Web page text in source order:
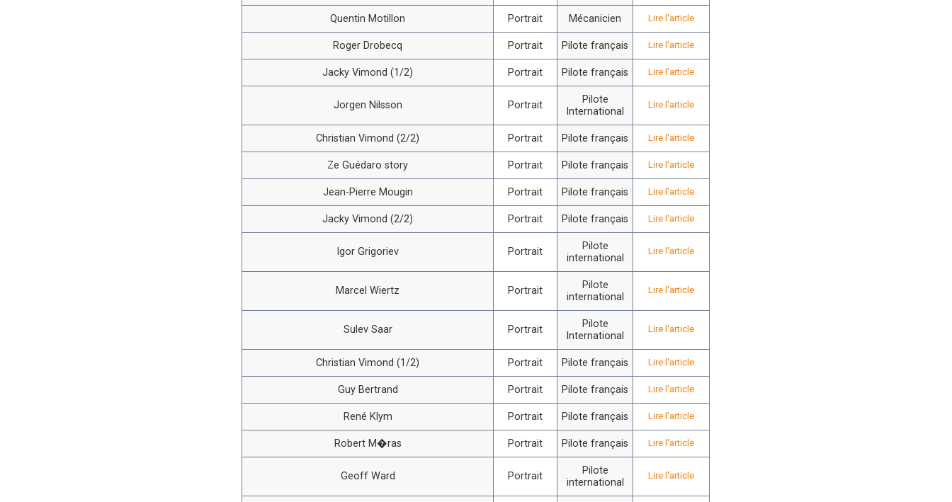
Quentin Motillon Portrait Mécanicien Lire l'article
Roger Drobecq Portrait Pilote français Lire l'article
Jacky Vimond (1/2) Portrait Pilote français Lire l'article
Jorgen Nilsson Portrait
Pilote
International
Lire l'article
Christian Vimond (2/2) Portrait Pilote français Lire l'article
Ze Guédaro story Portrait Pilote français Lire l'article
Jean-Pierre Mougin Portrait Pilote français Lire l'article
Jacky Vimond (2/2) Portrait Pilote français Lire l'article
Igor Grigoriev Portrait
Pilote
international
Lire l'article
Marcel Wiertz Portrait
Pilote
international
Lire l'article
Sulev Saar Portrait
Pilote
International
Lire l'article
Christian Vimond (1/2) Portrait Pilote français Lire l'article
Guy Bertrand Portrait Pilote français Lire l'article
René Klym Portrait Pilote français Lire l'article
Robert M�ras Portrait Pilote français Lire l'article
Geoff Ward Portrait
Pilote
international
Lire l'article